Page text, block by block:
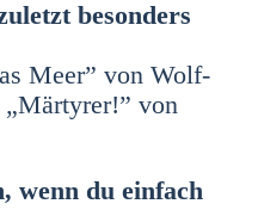
beson­ders
Meer” von Wolf­
von
wenn du ein­fach